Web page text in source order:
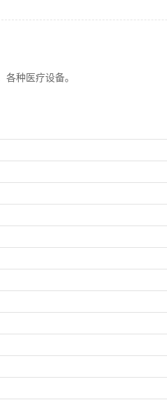
种医疗设备。